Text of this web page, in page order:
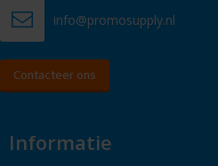
info@promosupply.nl
Contacteer ons
Informatie